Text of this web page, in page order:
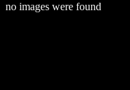
no images were found